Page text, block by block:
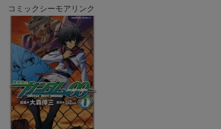
コミックシーモアリンク